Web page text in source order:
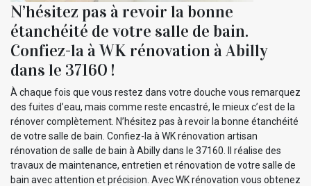
N’hésitez pas à revoir la bonne
étanchéité de votre salle de bain.
Confiez-la à WK rénovation à Abilly
dans le 37160 !
À chaque fois que vous restez dans votre douche vous remarquez
des fuites d’eau, mais comme reste encastré, le mieux c’est de la
rénover complètement. N’hésitez pas à revoir la bonne étanchéité
de votre salle de bain. Confiez-la à WK rénovation artisan
rénovation de salle de bain à Abilly dans le 37160. Il réalise des
travaux de maintenance, entretien et rénovation de votre salle de
bain avec attention et précision. Avec WK rénovation vous obtenez